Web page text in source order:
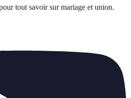
tout savoir sur mariage et union.